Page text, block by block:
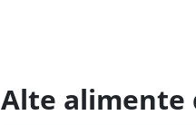
Alte alimente